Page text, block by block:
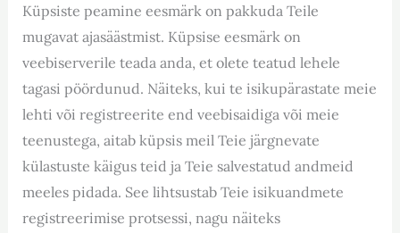
Küpsiste peamine eesmärk on pakkuda Teile
mugavat ajasäästmist. Küpsise eesmärk on
veebiserverile teada anda, et olete teatud lehele
tagasi pöördunud. Näiteks, kui te isikupärastate meie
lehti või registreerite end veebisaidiga või meie
teenustega, aitab küpsis meil Teie järgnevate
külastuste käigus teid ja Teie salvestatud andmeid
meeles pidada. See lihtsustab Teie isikuandmete
registreerimise protsessi, nagu näiteks